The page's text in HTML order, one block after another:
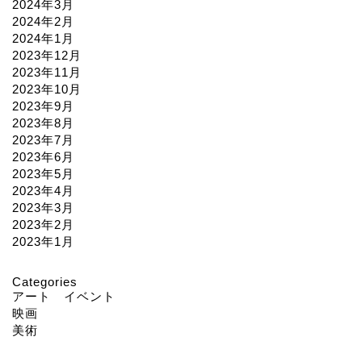
2024年3月
2024年2月
2024年1月
2023年12月
2023年11月
2023年10月
2023年9月
2023年8月
2023年7月
2023年6月
2023年5月
2023年4月
2023年3月
2023年2月
2023年1月
Categories
アート イベント
映画
美術